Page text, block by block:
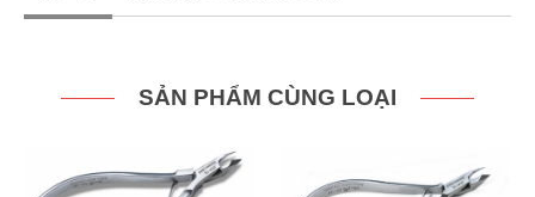
SẢN PHẨM CÙNG LOẠI